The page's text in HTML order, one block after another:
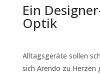
Ein
Optik
Alltagsgeräte sollen
sich Arendo zu Herzen